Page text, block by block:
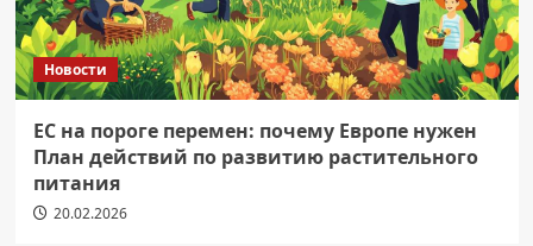
Новости
ЕС на пороге перемен: почему Европе нужен
План действий по развитию растительного
питания
20.02.2026